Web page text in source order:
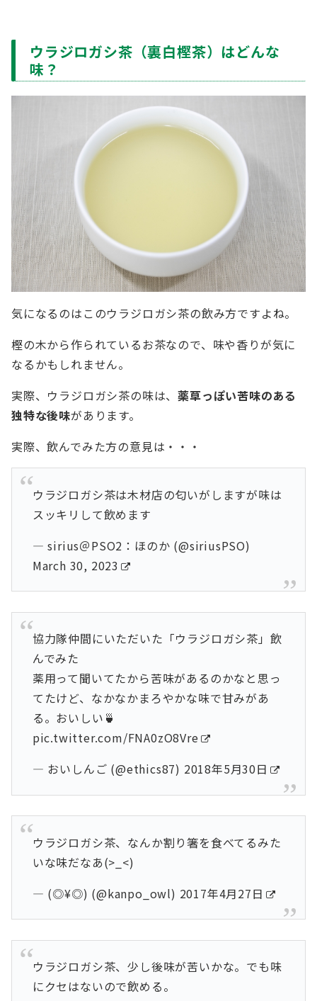
ウラジロガシ茶（裏白樫茶）はどんな
味？
気になるのはこのウラジロガシ茶の飲み方ですよね。
樫の木から作られているお茶なので、味や香りが気に
なるかもしれません。
実際、ウラジロガシ茶の味は、薬草っぽい苦味のある
独特な後味があります。
実際、飲んでみた方の意見は・・・
ウラジロガシ茶は木材店の匂いがしますが味は
スッキリして飲めます
— sirius＠PSO2：ほのか (@siriusPSO)
March 30, 2023
協力隊仲間にいただいた「ウラジロガシ茶」飲
んでみた
薬用って聞いてたから苦味があるのかなと思っ
てたけど、なかなかまろやかな味で甘みがあ
る。おいしい🍵
pic.twitter.com/FNA0zO8Vre
— おいしんご (@ethics87) 2018年5月30日
ウラジロガシ茶、なんか割り箸を食べてるみた
いな味だなあ(>_<)
— (◎¥◎) (@kanpo_owl) 2017年4月27日
ウラジロガシ茶、少し後味が苦いかな。でも味
にクセはないので飲める。